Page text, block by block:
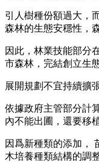
引人樹種份額過大，
森林的生態安穩性，
因此，林業技能部分
市森林，完結創立生
展開規劃不宜持續擴
依據政府主管部分計
內不能出圃，還要移
因爲新種類的添加，
木培養種類結構的調